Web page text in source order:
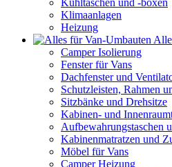
Kühltaschen und -boxen
Klimaanlagen
Heizung
Camper Isolierung
Fenster für Vans
Dachfenster und
Schutzleisten, Rahmen
Sitzbänke und Drehsitze
Kabinen- und
Aufbewahrungstaschen
Kabinenmatratzen und
Möbel für Vans
Camper Heizung